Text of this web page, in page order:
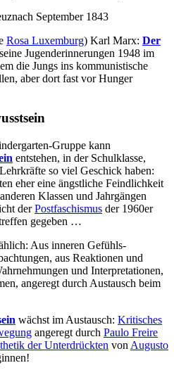
September 1843
Rosa Luxemburg) Karl Marx: Der
Jugenderinnerungen 1948 im
die Jungs ins kommunistische
aber dort fast vor Hunger
Gruppe kann
entstehen, in der Schulklasse,
so viel Geschick haben:
eher eine ängstliche Feindlichkeit
Klassen und Jahrgängen
derPostfaschismus der 1960er
gegeben …
Aus inneren Gefühls-
aus Reaktionen und
und Interpretationen,
angeregt durch Austausch beim
wächst im Austausch: Kritisches
angeregt durch Paulo Freire
der Unterdrückten von Augusto